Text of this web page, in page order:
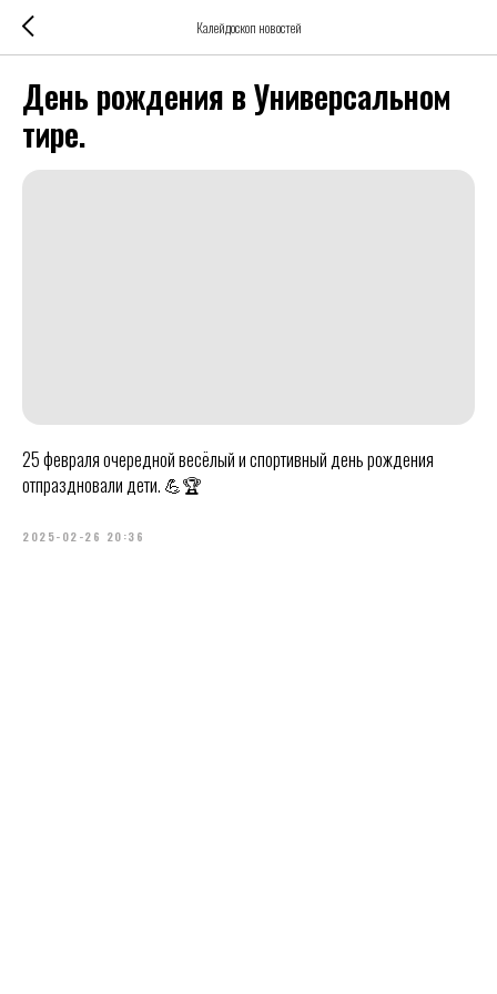
Калейдоскоп новостей
День рождения в Универсальном
тире.
25 февраля очередной весёлый и спортивный день рождения
отпраздновали дети. 💪🏆
2025-02-26 20:36